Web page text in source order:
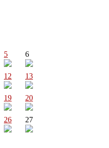
5 6
12 13
19 20
26 27